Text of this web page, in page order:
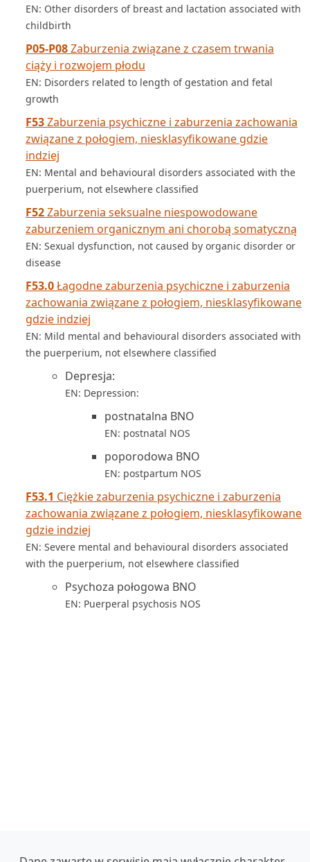
EN: Other disorders of breast and lactation associated with
childbirth
P05-P08Zaburzenia związane z czasem trwania
ciąży i rozwojem płodu
EN: Disorders related to length of gestation and fetal
growth
F53Zaburzenia psychiczne i zaburzenia zachowania
związane z połogiem, niesklasyfikowane gdzie
indziej
EN: Mental and behavioural disorders associated with the
puerperium, not elsewhere classified
F52Zaburzenia seksualne niespowodowane
zaburzeniem organicznym ani chorobą somatyczną
EN: Sexual dysfunction, not caused by organic disorder or
disease
F53.0Łagodne zaburzenia psychiczne i zaburzenia
zachowania związane z połogiem, niesklasyfikowane
gdzie indziej
EN: Mild mental and behavioural disorders associated with
the puerperium, not elsewhere classified
Depresja:
EN: Depression:
postnatalna BNO
EN: postnatal NOS
poporodowa BNO
EN: postpartum NOS
F53.1 Ciężkie zaburzenia psychiczne i zaburzenia
zachowania związane z połogiem, niesklasyfikowane
gdzie indziej
EN: Severe mental and behavioural disorders associated
with the puerperium, not elsewhere classified
Psychoza połogowa BNO
EN: Puerperal psychosis NOS